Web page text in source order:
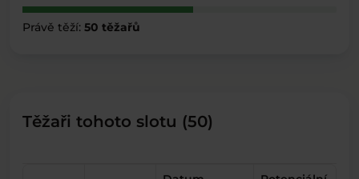
Právě těží: 50 těžařů
Těžaři tohoto slotu (50)